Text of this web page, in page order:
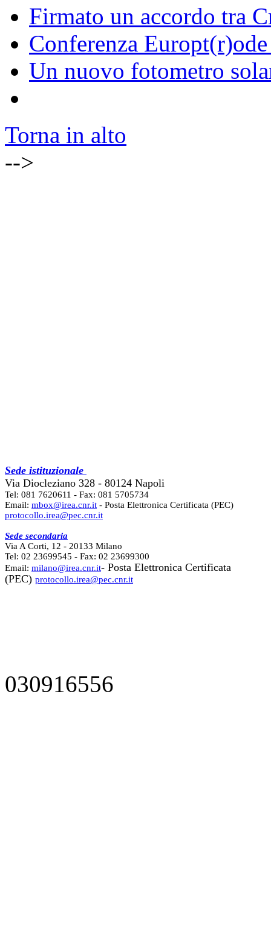
Firmato un accordo tra
Conferenza
Un nuovo fotometro
Torna in alto
-->
Sede istituzionale
Via Diocleziano 328 - 80124 Napoli
Tel: 081 7620611 - Fax: 081 5705734
Email: mbox@irea.cnr.it - Posta Elettronica Certificata (PEC)
protocollo.irea@pec.cnr.it
Sede secondaria
Via A Corti, 12 - 20133 Milano
Tel: 02 23699545 - Fax: 02 23699300
Email: milano@irea.cnr.it- Posta Elettronica Certificata
(PEC) protocollo.irea@pec.cnr.it
030916556